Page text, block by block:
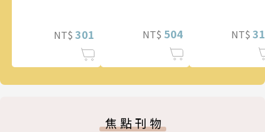
NT$ 301 NT$ 504 NT$
焦點刊物